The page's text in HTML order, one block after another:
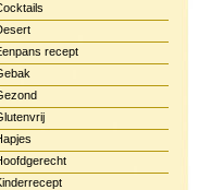
recept